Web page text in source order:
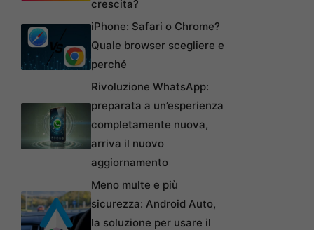
crescita?
iPhone: Safari o Chrome?
Quale browser scegliere e
perché
Rivoluzione WhatsApp:
preparata a un’esperienza
completamente nuova,
arriva il nuovo
aggiornamento
Meno multe e più
sicurezza: Android Auto,
la soluzione per usare il